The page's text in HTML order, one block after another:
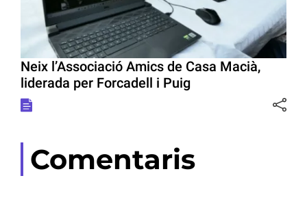
Neix l’Associació Amics de Casa Macià,
liderada per Forcadell i Puig
Comentaris